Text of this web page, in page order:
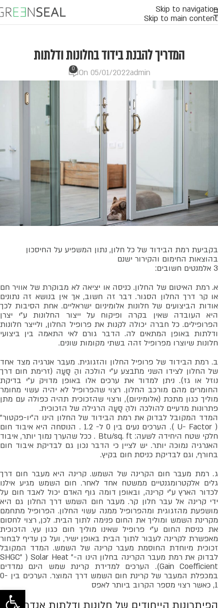
פתח
Skip to navigation
Skip to main content
המדריך להבנת בידוד בחלונות ודלתות
admin
On 05/01/2022
0
בקביעת רמת הבידוד של כל חלון, נתון המשפיע על החיסכון
בהוצאות החימום והקירור ישנם
3 אלמנטים חשובים:
א. רמת האיטום של החלון. כניסה או יציאה לא מבוקרת של אוויר חם
או קר דרך החלון הסגור. דבר זה חשוב, אך אין בנושא זה נתונים
אודות הביצועים של חלונות אלומיניום ישראליים. אחת הסיבות לכך
היא העובדה שאין בקרה ופיקוח על ייצור החלונות ע"י יצרן
הפרופילים. כל חברה יכולה לקנות את פרופיל החלון, ולייצר חלונות
ודלתות באופן המתאים לה. הדבר גורם לאי התאמה בין ביצועי
חלונות שיוצרו מפרופיל זהה בשתי מקומות שונים.
ב. רמת הבידוד של פרופיל החלון והזגוגית. מעבר אנרגיה מצד אחד
של החלון לצידו השני מתבצע ע"י הולכה והַ סָּעָּה (זרימת חום דרך
נוזל או גז). ניתן למדוד את ערכים אלו באופן מדויק ע"י בדיקת
החומרים מהם מורכב החלון. רצוי שהפרופיל לא יהיה עשוי מחומר
מוליך כגון מתכת (אלומיניום), ורצוי שהזכוכית תהיה כפולה עם מתן
פתרונות מדעיים להולכה ולהַ סָּעָּה הרגילה של הזכוכית.
המדד המקובל לבדוק את רמת הבידוד של החלון הינו ה"יו-פקטור"
( U- Factor ). הערכים נעים בין 0 ל- 1.2 . הנוסחה היא איבוד חום
חלקי שטח היחידה לשעה: Btu/sq. ft . ככל שהערך נמוך יותר, איבוד
האנרגיה נמוכה יותר. יש לציין כי הדבר נכון גם לבדיקת איבוד חום
בחורף, וגם לבדיקת כניסת חום בקיץ.
ג. רמת מעבר חום הקרינה של השמש. קרינה היא מעבר חום דרך
גלים אלקטרומגנטיים ממשטח אחד לאחר. חום השמש מגיע אילנו
לכדור הארץ ע"י קרינה, ובאופן דומה גוף האדם יכול לאבד חום על
ידי קרינה אל עבר חלון קר. מעבר חום השמש דרך החלון גם היא
מושפעת מהזגוגית ומהפרופיל ממנה עשוי החלון. הפרופיל מתחמם
מקרינת השמש ומוליך את החום פנימה לתוך הבית. לכן, רצוי לחסום
את כניסת החום ע"י פרופיל שאינו מוליך חום כגון עץ. הזכוכית
מאפשרת לקרינה לעבור לתוך הבית באופן ישיר, ועל כן עדיף לבחור
זכוכית מיוחדת החוסמת מעבר קרינה של השמש. המדד המקובל
לבדוק את רמת מעבר הקרינה בחלון הינו ה-" SHGC" ) Solar Heat
(Gain Coefficient. הערכים למדידת קרינת שמש הינם נמדדים
במכפלת המעבר של קרינת חום השמש דרך המוצר. הערכים בין 0-
1, כאשר רצוי מספר הקרוב ביותר לאפס